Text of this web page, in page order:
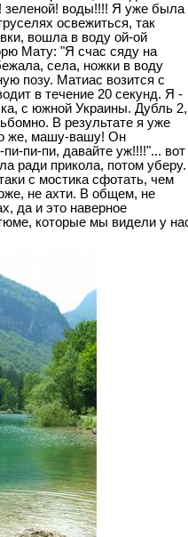
зеленой! воды!!!! Я уже была
освежиться, так
вошла в воду ой-ой
Мату: "Я счас сяду на
села, ножки в воду
позу. Матиас возится с
в течение 20 секунд. Я -
с южной Украины. Дубль 2,
В результате я уже
же, машу-вашу! Он
пи-пи, давайте уж!!!!"... вот
ради прикола, потом уберу.
с мостика сфотать, чем
не ахти. В общем, не
да и это наверное
которые мы видели у